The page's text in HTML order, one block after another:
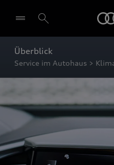
Überblick
Service im Autohaus >